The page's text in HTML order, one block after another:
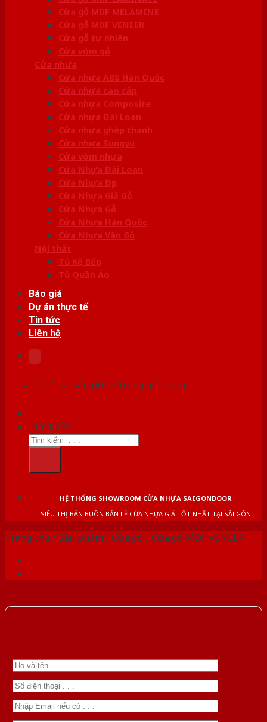
Cửa gỗ MDF MELAMINE
Cửa gỗ MDF VENEER
Cửa gỗ tự nhiên
Cửa vòm gỗ
Cửa nhựa
Cửa nhựa ABS Hàn Quốc
Cửa nhựa cao cấp
Cửa nhựa Composite
Cửa nhựa Đài Loan
Cửa nhựa ghép thanh
Cửa nhựa Sungyu
Cửa vòm nhựa
Cửa Nhựa Đài Loan
Cửa Nhựa Đẹp
Cửa Nhựa Giả Gỗ
Cửa Nhựa Gỗ
Cửa Nhựa Hàn Quốc
Cửa Nhựa Vân Gỗ
Nội thất
Tủ Kệ Bếp
Tủ Quần Áo
Báo giá
Dự án thực tế
Tin tức
Liên hệ
Chưa có sản phẩm trong giỏ hàng.
Tìm kiếm:
HỆ THỐNG SHOWROOM CỬA NHỰA SAIGONDOOR
SIÊU THỊ BÁN BUÔN BÁN LẺ CỬA NHỰA GIÁ TỐT NHẤT TẠI SÀI GÒN
Trang chủ /Sản phẩm /Cửa gỗ /Cửa gỗ MDF VENEER